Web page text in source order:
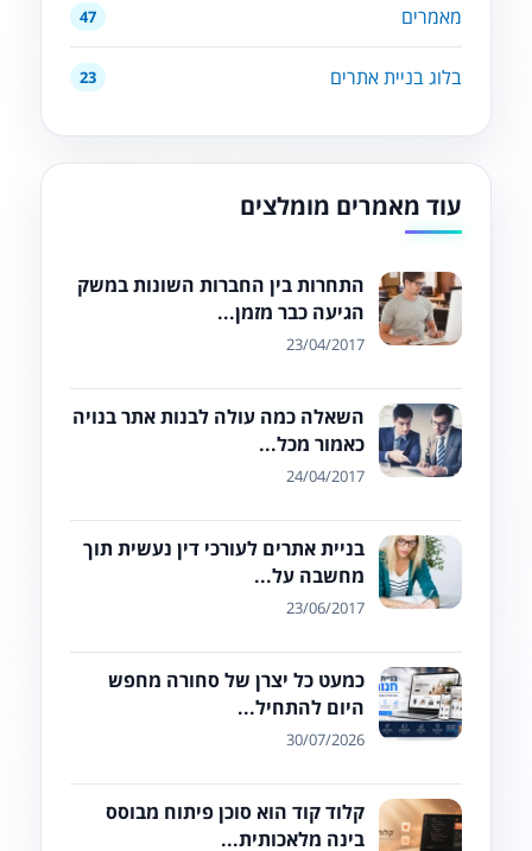
מאמרים 47
בלוג בניית אתרים 23
עוד מאמרים מומלצים
התחרות בין החברות השונות במשק
הגיעה כבר מזמן...
23/04/2017
השאלה כמה עולה לבנות אתר בנויה
כאמור מכל...
24/04/2017
בניית אתרים לעורכי דין נעשית תוך
מחשבה על...
23/06/2017
כמעט כל יצרן של סחורה מחפש
היום להתחיל...
30/07/2026
קלוד קוד הוא סוכן פיתוח מבוסס
בינה מלאכותית...